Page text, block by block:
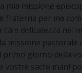
mia missione
per me
e delicatezza
missione pastorale
primo giorno della
vostre sacre mani